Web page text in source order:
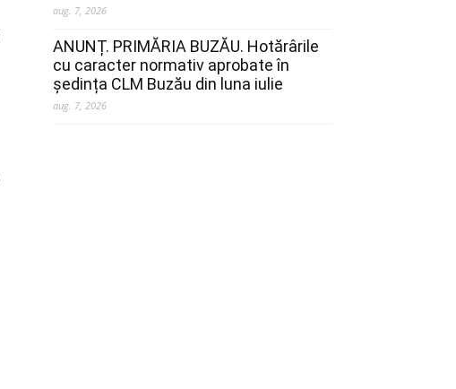
aug. 7, 2026
ANUNȚ. PRIMĂRIA BUZĂU. Hotărârile
cu caracter normativ aprobate în
ședința CLM Buzău din luna iulie
aug. 7, 2026